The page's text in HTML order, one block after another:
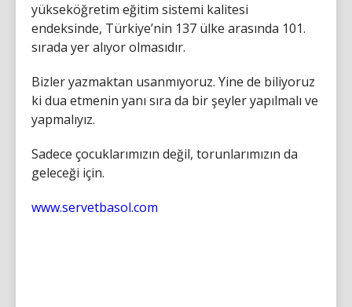
yükseköğretim eğitim sistemi kalitesi
endeksinde, Türkiye’nin 137 ülke arasında 101.
sırada yer alıyor olmasıdır.
Bizler yazmaktan usanmıyoruz. Yine de biliyoruz
ki dua etmenin yanı sıra da bir şeyler yapılmalı ve
yapmalıyız.
Sadece çocuklarımızın değil, torunlarımızın da
geleceği için.
www.servetbasol.com